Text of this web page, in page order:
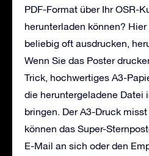
PDF-Format über Ihr OSR-
herunterladen können?
beliebig oft ausdrucken,
Wenn Sie das Poster
Trick, hochwertiges A3-
die heruntergeladene Datei
bringen. Der A3-Druck
können das Super-
E-Mail an sich oder den